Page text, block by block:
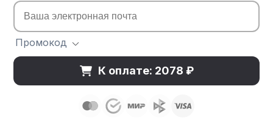
Промокод
К оплате: 2078 ₽